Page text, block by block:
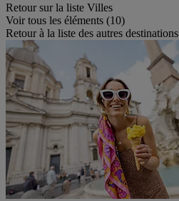
Retour sur la liste Villes
Voir tous les éléments (10)
Retour à la liste des autres destinations